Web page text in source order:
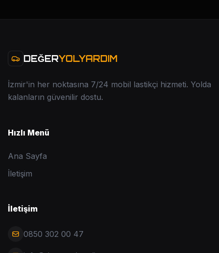
DEĞERYOLYARDIM
İzmir'in her noktasına 7/24 mobil lastikçi hizmeti. Yolda
kalanların güvenilir dostu.
Hızlı Menü
Ana Sayfa
İletişim
İletişim
0850 302 00 47